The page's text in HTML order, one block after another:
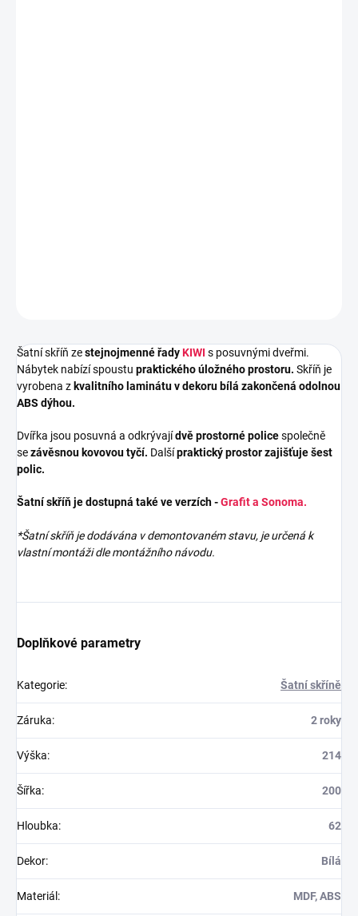
Šatní skříň zestejnojmenné řadyKIWI s posuvnými dveřmi.
Nábytek nabízí spoustu praktického úložného prostoru. Skříň je
vyrobena z kvalitního laminátu v dekoru bílá zakončená odolnou
ABS dýhou.
Dvířka jsou posuvná a odkrývajídvě prostorné policespolečně
sezávěsnou kovovou tyčí. Dalšípraktický prostor zajišťuje šest
polic.
Šatní skříň je dostupná také ve verzích -Grafit a Sonoma.
*Šatní skříň je dodávána v demontovaném stavu, je určená k
vlastní montáži dle montážního návodu.
Doplňkové parametry
Kategorie: Šatní skříně
Záruka: 2 roky
Výška: 214
Šířka: 200
Hloubka: 62
Dekor: Bílá
Materiál : MDF, ABS